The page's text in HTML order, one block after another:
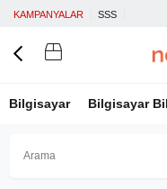
KAMPANYALAR SSS
Bilgisayar Bilgisayar